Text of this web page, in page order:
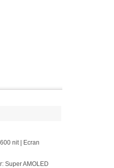
nit | Ecran
Super AMOLED